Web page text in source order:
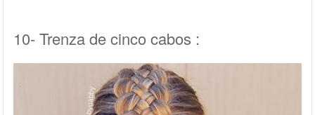
10- Trenza de cinco cabos :